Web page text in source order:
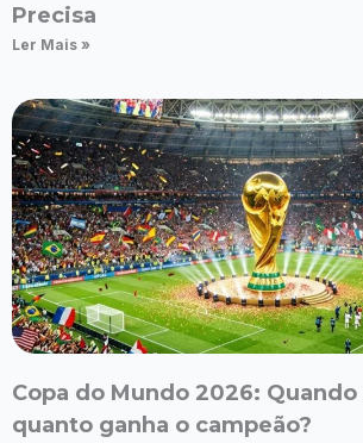
Precisa
Ler Mais »
Copa do Mundo 2026: Quando
quanto ganha o campeão?